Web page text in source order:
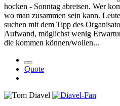
hocken - Sonntag abreisen. Wer
wo man zusammen sein kann.
suchen mit dem Tipp des
Aufwand, möglichst wenig
die kommen können/wollen...
Quote